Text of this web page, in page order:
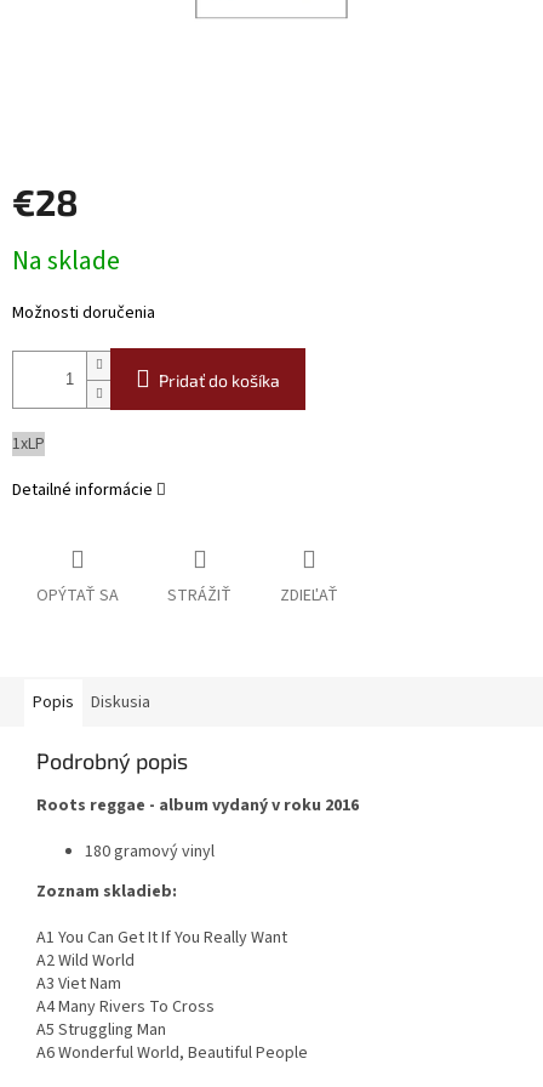
€28
cena:
Na sklade
Možnosti doručenia
Pridať do košíka
1xLP
Detailné informácie
OPÝTAŤ SA STRÁŽIŤ ZDIEĽAŤ
Popis Diskusia
Podrobný popis
Roots reggae - album vydaný v roku 2016
180 gramový vinyl
Zoznam skladieb:
A1 You Can Get It If You Really Want
A2 Wild World
A3 Viet Nam
A4 Many Rivers To Cross
A5 Struggling Man
A6 Wonderful World, Beautiful People